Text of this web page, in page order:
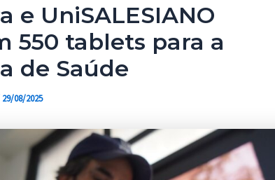
e UniSALESIANO
550 tablets para a
de Saúde
29/08/2025